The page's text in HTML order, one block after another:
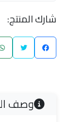
شارك المنتج:
وصف